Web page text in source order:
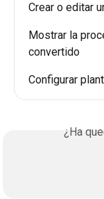
Crear o editar
Mostrar la
convertido
Configurar
¿Ha